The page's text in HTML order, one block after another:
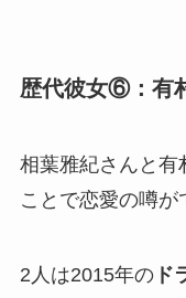
歴代彼女⑥：有
相葉雅紀さんと有
ことで恋愛の噂が
2人は2015年のド